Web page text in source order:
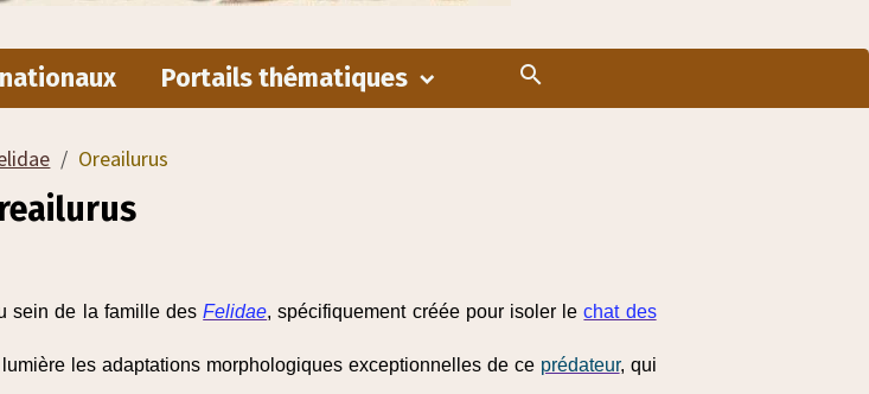
Portails thématiques
Oreailurus
sein de la famille desFelidae, spécifiquement créée pour isoler lechat des
les adaptations morphologiques exceptionnelles de ce prédateur, qui